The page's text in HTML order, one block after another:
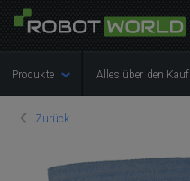
Produkte Alles über den Kauf
Zurück